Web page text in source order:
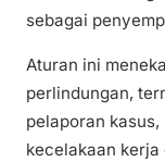
sebagai
Aturan ini
perlindungan,
pelaporan
kecelakaan